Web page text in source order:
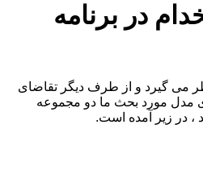
در برنامه
می گیرد و از طرف دیگر تقاضای
مدل مورد بحث ما دو مجموعه
، در زیر آمده است.